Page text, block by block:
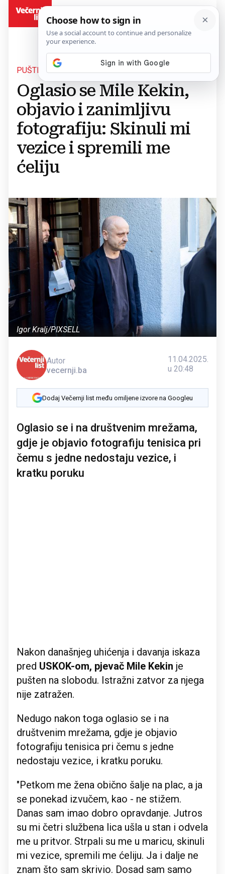
PUŠTEN NA SLOBODU
Oglasio se Mile Kekin,
objavio i zanimljivu
fotografiju: Skinuli mi
vezice i spremili me
ćeliju
Igor Kralj/PIXSELL
Autor
vecernji.ba
11.04.2025.
u 20:48
Dodaj Večernji list među omiljene izvore na Googleu
Oglasio se i na društvenim mrežama,
gdje je objavio fotografiju tenisica pri
čemu s jedne nedostaju vezice, i
kratku poruku
Nakon današnjeg uhićenja i davanja iskaza
pred USKOK-om, pjevač Mile Kekin je
pušten na slobodu. Istražni zatvor za njega
nije zatražen.
Nedugo nakon toga oglasio se i na
društvenim mrežama, gdje je objavio
fotografiju tenisica pri čemu s jedne
nedostaju vezice, i kratku poruku.
"Petkom me žena obično šalje na plac, a ja
se ponekad izvučem, kao - ne stižem.
Danas sam imao dobro opravdanje. Jutros
su mi četri službena lica ušla u stan i odvela
me u pritvor. Strpali su me u maricu, skinuli
mi vezice, spremili me ćeliju. Ja i dalje ne
znam što sam skrivio. Dosad sam samo